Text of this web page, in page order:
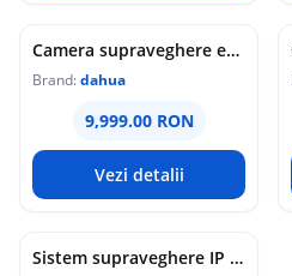
Camera supraveghere exterior analogica Dome cu iluminare duala Dahua HAC-HDW1549X-IL-A-PRO-0360B-DIP, 5 MP, 2.8 mm, IR/lumina calda 50 m, microfon dublu
Brand:dahua
9,999.00 RON
Vezi detalii
Sistem supraveghere IP Dome Reolink Color Night Vision NVS16-12MD8, 8 camere, 12 MP, IR / lumina alba 30 m, 4 mm, microfon si difuzor, detectie om/vehicul/animal, PoE, HDD 4 TB inclus